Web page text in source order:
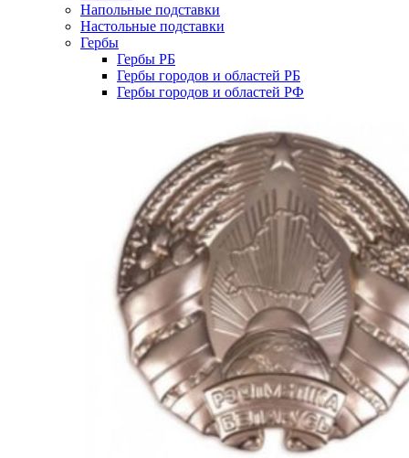
Напольные подставки
Настольные подставки
Гербы
Гербы РБ
Гербы городов и областей РБ
Гербы городов и областей РФ